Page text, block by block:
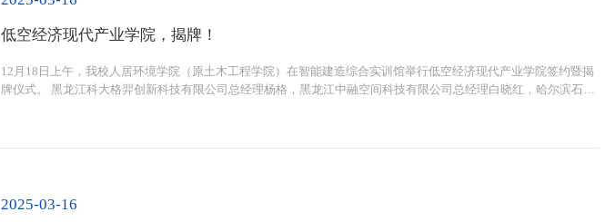
低空经济现代产业学院，揭牌！
12月18日上午，我校人居环境学院（原土木工程学院）在智能建造综合实训馆举行低空经济现代产业学院签约暨揭
牌仪式。 黑龙江科大格羿创新科技有限公司总经理杨格，黑龙江中融空间科技有限公司总经理白晓红，哈尔滨石油
2025-03-16